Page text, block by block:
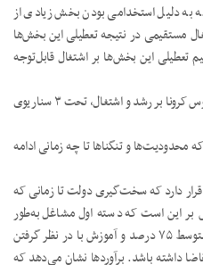
دلیل استخدامی بودن بخش زیادی از
مستقیمی در نتیجه تعطیلی این بخش‌ها
تعطیلی این بخش‌ها بر اشتغال قابل‌توجه
بر اساس این دسته‌بندی، آثار شیوع ویروس کرونا بر رشد و اشتغال، تحت ۳ سناریوی
محدودیت‌ها و تنگناها تا چه زمانی ادامه
قرار دارد که سخت‌گیری دولت تا زمانی که
این است که دسته اول مشاغل به‌طور
متوسط ۸۵ درصد، دسته دوم به‌طور متوسط ۷۵ درصد و آموزش با در نظر گرفتن
کاهش تقاضا داشته باشد. برآوردها نشان می‌دهد که